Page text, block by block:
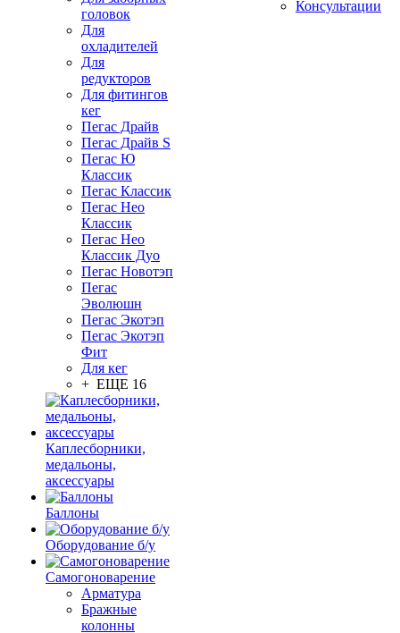
головок
Для
охладителей
Для
редукторов
Для фитингов
кег
Пегас Драйв
Пегас Драйв S
Пегас Ю
Классик
Пегас Классик
Пегас Нео
Классик
Пегас Нео
Классик Дуо
Пегас Новотэп
Пегас
Эволюшн
Пегас Экотэп
Пегас Экотэп
Фит
Для кег
+ ЕЩЕ 16
Каплесборники,
медальоны,
аксессуары
Баллоны
Оборудование б/у
Самогоноварение
Арматура
Бражные
колонны
Консультации